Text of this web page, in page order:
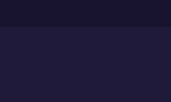
no Majo no Kakushigoto